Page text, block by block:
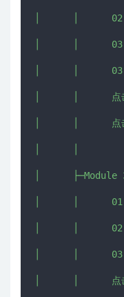
│      │      02-
│      │      03-
│      │      03-
│      │      点击
│      │      点击
│      ├─Module
│      │      01-
│      │      02-
│      │      03-
│      │      点击